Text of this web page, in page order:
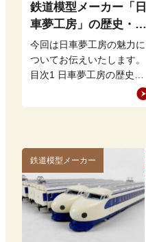
鉄道模型メーカー「日
車夢工房」の歴史・特
徴・魅力を徹底解説
今回は日車夢工房の魅力に
ついてお伝えいたします。
目次1 日車夢工房の歴史2
日車夢工房の特徴3 日車夢
工房のファンを惹きつける
鉄道模型メーカー